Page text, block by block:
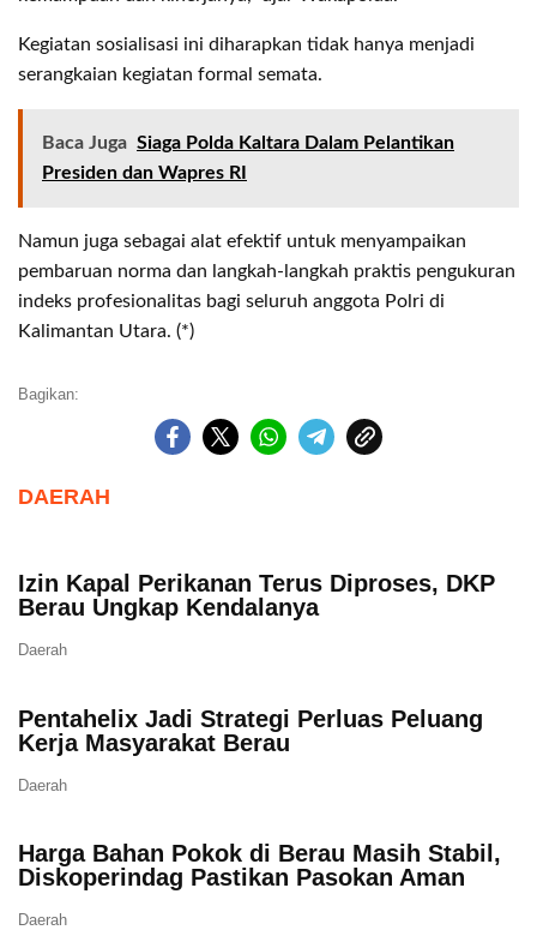
Kegiatan sosialisasi ini diharapkan tidak hanya menjadi
serangkaian kegiatan formal semata.
Baca Juga Siaga Polda Kaltara Dalam Pelantikan
Presiden dan Wapres RI
Namun juga sebagai alat efektif untuk menyampaikan
pembaruan norma dan langkah-langkah praktis pengukuran
indeks profesionalitas bagi seluruh anggota Polri di
Kalimantan Utara. (*)
Bagikan:
DAERAH
Izin Kapal Perikanan Terus Diproses, DKP
Berau Ungkap Kendalanya
Daerah
Pentahelix Jadi Strategi Perluas Peluang
Kerja Masyarakat Berau
Daerah
Harga Bahan Pokok di Berau Masih Stabil,
Diskoperindag Pastikan Pasokan Aman
Daerah